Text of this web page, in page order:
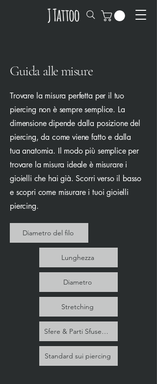
Guida alle misure
Trovare la misura perfetta per il tuo
piercing non è sempre semplice. La
dimensione dipende dalla posizione del
piercing, da come viene fatto e dalla
tua anatomia. Il modo più semplice per
trovare la misura ideale è misurare i
gioielli che hai già. Scorri verso il basso
e scopri come misurare i tuoi gioielli
piercing.
Diametro del filo
Lunghezza
Diametro
Stretching
Sfere & Parti SfuseSfere & Parti Sfuse
Standard sui piercing